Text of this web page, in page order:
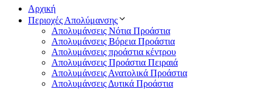
Αρχική
Περιοχές Απολύμανσης
Απολυμάνσεις Νότια Προάστια
Απολυμάνσεις Βόρεια Προάστια
Απολυμάνσεις προάστια κέντρου
Απολυμάνσεις Προάστια Πειραιά
Απολυμάνσεις Ανατολικά Προάστια
Απολυμάνσεις Δυτικά Προάστια